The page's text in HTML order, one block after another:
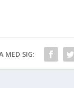
MED SIG: